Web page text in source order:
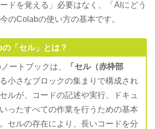
ドを覚える」必要はなく、「AIにどう
のColabの使い方の基本です。
「セル」とは？
ートブックは、
「セル（赤枠部
小さなブロックの集まりで構成され
ルが、コードの記述や実行、ドキュ
ったすべての作業を行うための基本
セルの存在により、長いコードを分